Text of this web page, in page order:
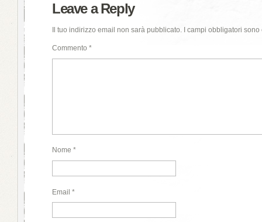
Leave a Reply
Il tuo indirizzo email non sarà pubblicato. I campi obbligatori
Commento *
Nome *
Email *